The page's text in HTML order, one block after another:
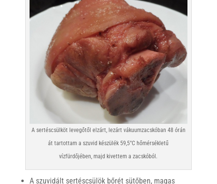
A sertéscsülköt levegőtől elzárt, lezárt vákuumzacskóban 48 órán
át tartottam a szuvid készülék 59,5°C hőmérsékletű
vízfürdőjében, majd kivettem a zacskóból.
A szuvidált sertéscsülök bőrét sütőben, magas